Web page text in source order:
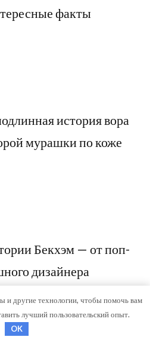
факты
история вора
мурашки по коже
Бекхэм — от поп-
дизайнера
и другие технологии, чтобы помочь вам
лучший пользовательский опыт.
OK